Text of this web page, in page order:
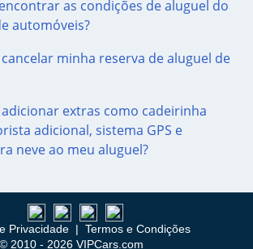
as condições de aluguel do
automóveis?
minha reserva de aluguel de
extras como cadeirinha
adicional, sistema GPS e
neve ao meu aluguel?
Privacidade | Termos e Condições
© 2010 - 2026 VIPCars.com